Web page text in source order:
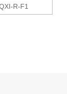
R-F1